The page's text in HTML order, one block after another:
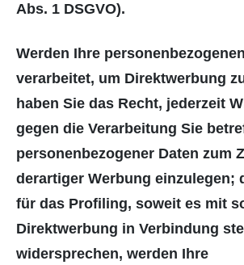
Abs. 1 DSGVO).
Werden Ihre
verarbeitet, um Direktwerbung
haben Sie das Recht, jederzeit
gegen die Verarbeitung Sie
personenbezogener Daten zum
derartiger Werbung einzulegen;
für das Profiling, soweit es mit
Direktwerbung in Verbindung
widersprechen, werden Ihre